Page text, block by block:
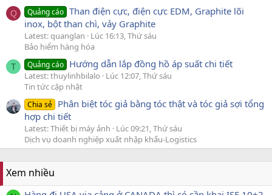
Q Quảng cáo Than điện cực, điện cực EDM, Graphite lõi
inox, bột than chì, vảy Graphite
Latest: quanglan
Lúc 16:13, Thứ sáu
Bảo hiểm hàng hóa
T Quảng cáo Hướng dẫn lắp đồng hồ áp suất chi tiết
Latest: thuylinhbilalo
Lúc 12:07, Thứ sáu
Tin tức cập nhật
Chia sẻ Phân biệt tóc giả bằng tóc thật và tóc giả sợi tổng
hợp chi tiết
Latest: Thiết bị máy ảnh
Lúc 09:21, Thứ sáu
Dịch vụ doanh nghiệp xuất nhập khẩu-Logistics
Xem nhiều